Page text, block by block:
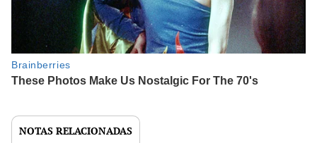
NOTAS RELACIONADAS